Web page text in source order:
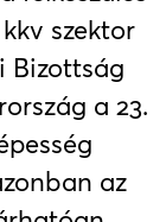
szektor
Bizottság
a 23.
az